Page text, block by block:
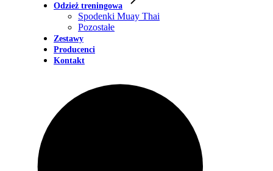
Odzież treningowa
Spodenki Muay Thai
Pozostałe
Zestawy
Producenci
Kontakt